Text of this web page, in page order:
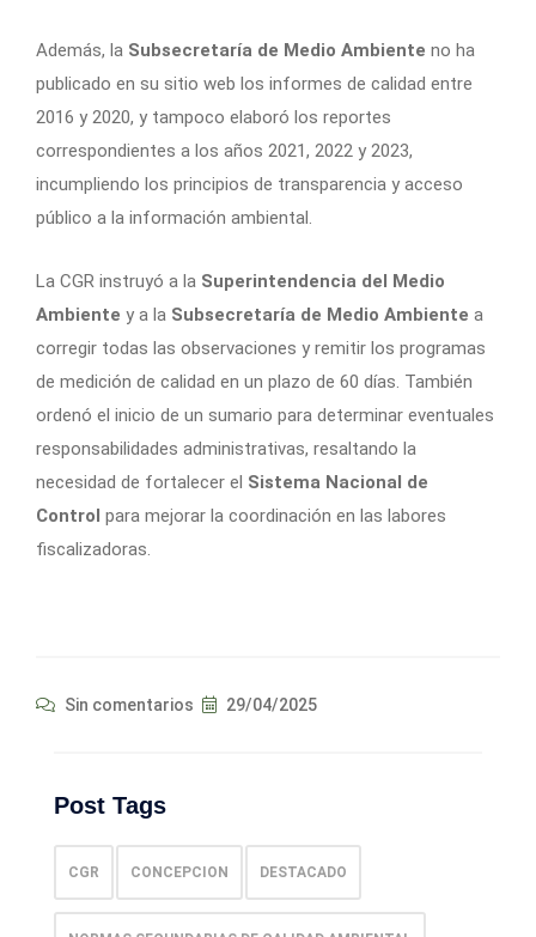
Además, la Subsecretaría de Medio Ambiente no ha
publicado en su sitio web los informes de calidad entre
2016 y 2020, y tampoco elaboró los reportes
correspondientes a los años 2021, 2022 y 2023,
incumpliendo los principios de transparencia y acceso
público a la información ambiental.
La CGR instruyó a la Superintendencia del Medio
Ambiente y a la Subsecretaría de Medio Ambiente a
corregir todas las observaciones y remitir los programas
de medición de calidad en un plazo de 60 días. También
ordenó el inicio de un sumario para determinar eventuales
responsabilidades administrativas, resaltando la
necesidad de fortalecer el Sistema Nacional de
Control para mejorar la coordinación en las labores
fiscalizadoras.
Sin comentarios 29/04/2025
Post Tags
CGR CONCEPCION DESTACADO